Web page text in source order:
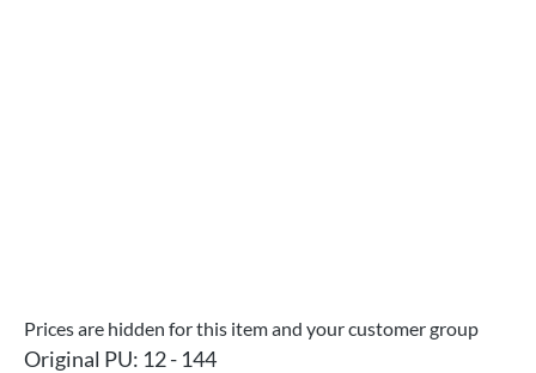
Prices are hidden for this item and your customer group
Original PU: 12 - 144